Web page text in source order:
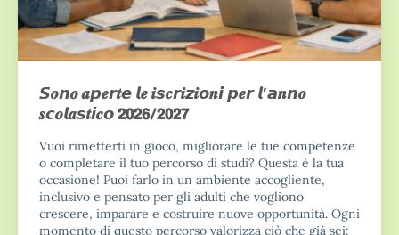
𝙎𝒐𝙣𝒐 𝒂𝙥𝒆𝙧𝒕𝙚 𝙡𝒆 𝒊𝙨𝒄𝙧𝒊𝙯𝒊𝙤𝒏𝙞 𝙥𝒆𝙧 𝙡’𝙖𝒏𝙣𝒐
𝒔𝙘𝒐𝙡𝒂𝙨𝒕𝙞𝒄𝙤 𝟮𝟬𝟮𝟲/𝟮𝟬𝟮𝟳
Vuoi rimetterti in gioco, migliorare le tue competenze
o completare il tuo percorso di studi? Questa è la tua
occasione! Puoi farlo in un ambiente accogliente,
inclusivo e pensato per gli adulti che vogliono
crescere, imparare e costruire nuove opportunità. Ogni
momento di questo percorso valorizza ciò che già sei: